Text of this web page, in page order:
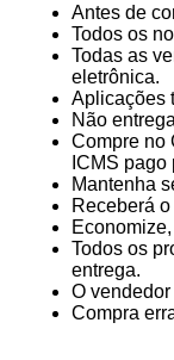
Antes de
Todos os
Todas as
eletrônica.
Aplicações
Não
Compre no
ICMS
Mantenha
Receberá
Todos os
entrega.
O
Compra